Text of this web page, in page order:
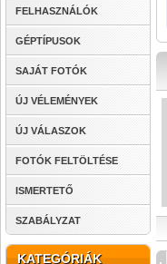
FELHASZNÁLÓK
GÉPTÍPUSOK
SAJÁT FOTÓK
ÚJ VÉLEMÉNYEK
ÚJ VÁLASZOK
FOTÓK FELTÖLTÉSE
ISMERTETŐ
SZABÁLYZAT
KATEGÓRIÁK